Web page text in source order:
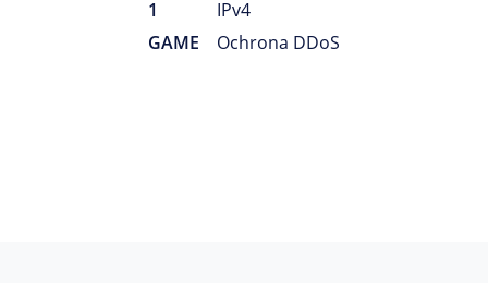
1
IPv4
GAME
Ochrona DDoS